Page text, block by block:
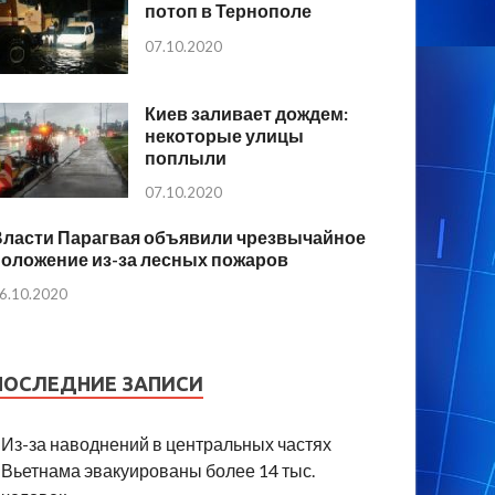
потоп в Тернополе
07.10.2020
Киев заливает дождем:
некоторые улицы
поплыли
07.10.2020
Парагвая объявили чрезвычайное
из-за лесных пожаров
ЗАПИСИ
Из-за наводнений в центральных частях
Вьетнама эвакуированы более 14 тыс.